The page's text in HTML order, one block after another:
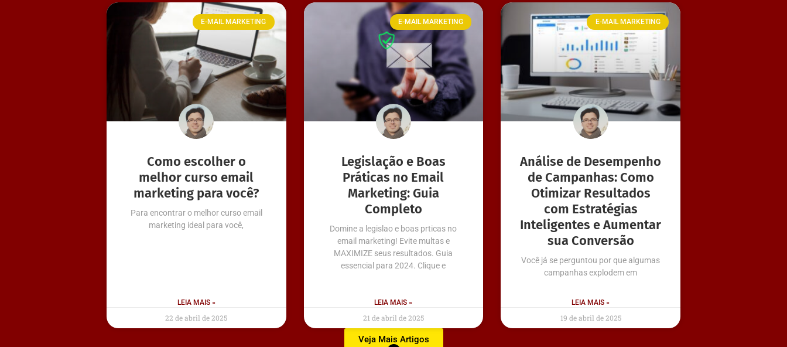
E-MAIL MARKETING
Como escolher o
melhor curso email
marketing para você?
Para encontrar o melhor curso email
marketing ideal para você,
LEIA MAIS »
22 de abril de 2025
E-MAIL MARKETING
Legislação e Boas
Práticas no Email
Marketing: Guia
Completo
Domine a legislao e boas prticas no
email marketing! Evite multas e
MAXIMIZE seus resultados. Guia
essencial para 2024. Clique e
LEIA MAIS »
21 de abril de 2025
E-MAIL MARKETING
Análise de Desempenho
de Campanhas: Como
Otimizar Resultados
com Estratégias
Inteligentes e Aumentar
sua Conversão
Você já se perguntou por que algumas
campanhas explodem em
LEIA MAIS »
19 de abril de 2025
Veja Mais Artigos